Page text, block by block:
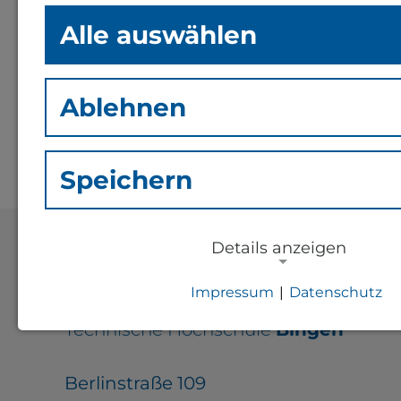
Hermann-Hoepke Institut
Innovationsfluss Nahe
THinkTank
Technische HochschuleBingen
Berlinstraße 109
Alle auswählen
Ablehnen
Speichern
Details anzeigen
Notwendige Cookies zur Session-
für die generelle Funktionalität der
Impressum | Datenschutz